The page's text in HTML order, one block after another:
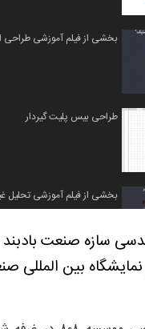
بخشی از فیلم آموزشی طراحی
طراحی بیس پلیت گیردار
بخشی از فیلم آموزشی تحلیل
تعاونی انجمن صنفی
سازه صنعت بادبند -
بین المللی